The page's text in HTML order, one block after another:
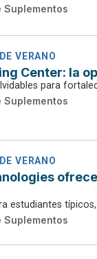
Suplementos
VERANO
Center: la
para
Suplementos
VERANO
estudiantes
Suplementos